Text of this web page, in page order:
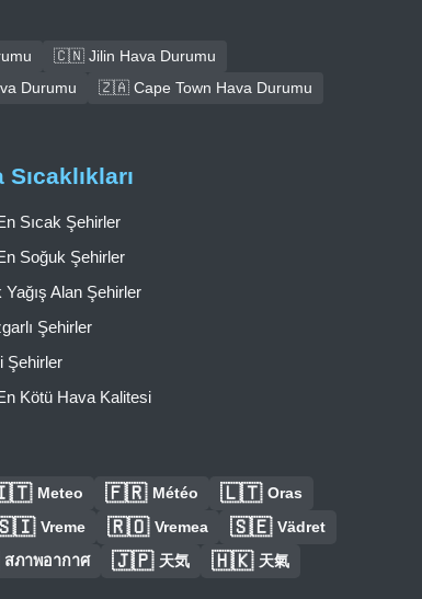
🇨🇳 Jilin Hava Durumu
Durumu
🇿🇦 Cape Town Hava Durumu
Sıcaklıkları
Sıcak Şehirler
Soğuk Şehirler
Yağış Alan Şehirler
Şehirler
Şehirler
Kötü Hava Kalitesi
Meteo 🇫🇷 Météo 🇱🇹 Oras
Vreme 🇷🇴 Vremea 🇸🇪 Vädret
สภาพอากาศ 🇯🇵 天気 🇭🇰 天氣